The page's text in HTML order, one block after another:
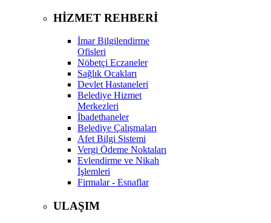
HİZMET REHBERİ
İmar Bilgilendirme
Ofisleri
Nöbetçi Eczaneler
Sağlık Ocakları
Devlet Hastaneleri
Belediye Hizmet
Merkezleri
İbadethaneler
Belediye Çalışmaları
Afet Bilgi Sistemi
Vergi Ödeme Noktaları
Evlendirme ve Nikah
İşlemleri
Firmalar - Esnaflar
ULAŞIM